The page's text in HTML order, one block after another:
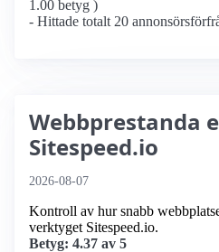
1.00 betyg )
- Hittade totalt 20
Webbprestanda
Sitespeed.io
2026-08-07
Kontroll av hur snabb
verktyget Sitespeed.io.
Betyg: 4.37 av 5